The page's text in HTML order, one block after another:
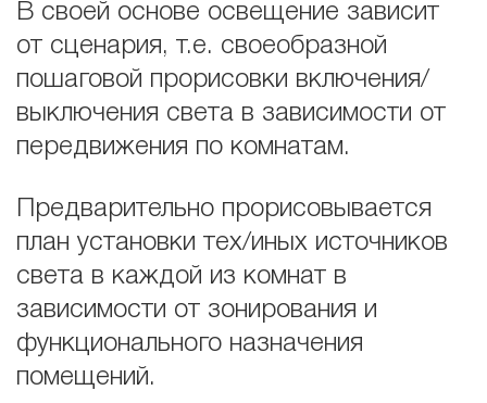
В своей основе освещение зависит
от сценария, т.е. своеобразной
пошаговой прорисовки включения/
выключения света в зависимости от
передвижения по комнатам.
Предварительно прорисовывается
план установки тех/иных источников
света в каждой из комнат в
зависимости от зонирования и
функционального назначения
помещений.